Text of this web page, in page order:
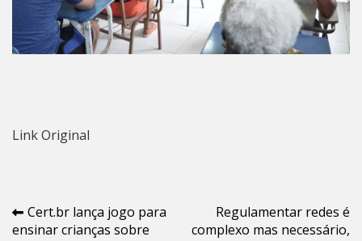
Link Original
Navegação
Cert.br lança jogo para
ensinar crianças sobre
Regulamentar redes é
complexo mas necessário,